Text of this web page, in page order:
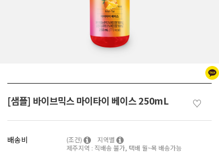
[샘플] 바이브믹스 마이타이 베이스 250mL ♡
배송비 (조건)
지역별
제주지역 : 직배송 불가, 택배 월~목 배송가능